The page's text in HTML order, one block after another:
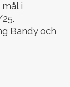
mål i
Bandy och